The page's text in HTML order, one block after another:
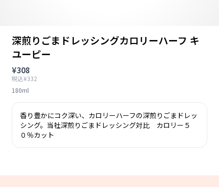
深煎りごまドレッシングカロリーハーフ キ
ユーピー
¥308
税込¥332
180ml
香り豊かにコク深い、カロリーハーフの深煎りごまドレッ
シング。当社深煎りごまドレッシング対比 カロリー５
０％カット